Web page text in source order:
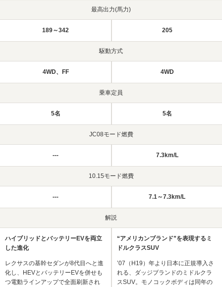
最高出力(馬力)
189～342 205
駆動方式
4WD、FF 4WD
乗車定員
5名 5名
JC08モード燃費
--- 7.3km/L
10.15モード燃費
--- 7.1～7.3km/L
解説
ハイブリッドとバッテリーEVを両立
した進化
レクサスの基幹セダンが8代目へと進
化し、HEVとバッテリーEVを併せも
つ電動ラインアップで全面刷新され
“アメリカンブランド”を表現するミ
ドルクラスSUV
’07（H19）年より日本に正規導入さ
れる、ダッジブランドのミドルクラ
スSUV。モノコックボディは同年の